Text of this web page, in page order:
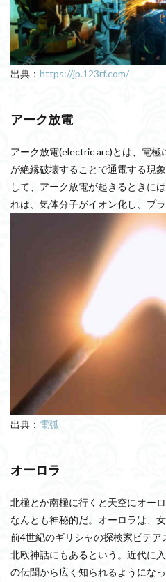
出典： https://jp.123rf.com/
アーク放電
アーク放電(electric arc)とは、電
が絶縁破壊することで通電する現
して、アーク放電が起きるときに
れは、気体分子がイオン化し、プ
出典： 電弧
オーロラ
北極とか南極に行くと天空にオー
なんとも神秘的だ。オーロラは、
前4世紀のギリシャの探検家ピテア
北欧神話にもあるという。近代に
の伝聞から広く知られるようにな